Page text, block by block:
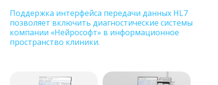
Поддержка интерфейса передачи данных HL7
позволяет включить диагностические системы
компании «Нейрософт» в информационное
пространство клиники.